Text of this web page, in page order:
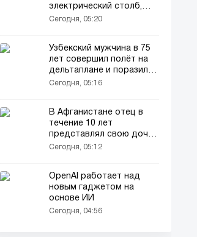
электрический столб,
погибла от удара током
Сегодня, 05:20
Узбекский мужчина в 75
лет совершил полёт на
дельтаплане и поразил
пользователей сети
Сегодня, 05:16
В Афганистане отец в
течение 10 лет
представлял свою дочь
окружающим как
Сегодня, 05:12
OpenAI работает над
новым гаджетом на
основе ИИ
Сегодня, 04:56